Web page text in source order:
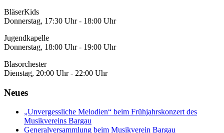
BläserKids
Donnerstag, 17:30 Uhr - 18:00 Uhr
Jugendkapelle
Donnerstag, 18:00 Uhr - 19:00 Uhr
Blasorchester
Dienstag, 20:00 Uhr - 22:00 Uhr
Neues
„Unvergessliche Melodien“ beim Frühjahrskonzert des
Musikvereins Bargau
Generalversammlung beim Musikverein Bargau